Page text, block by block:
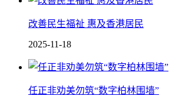
改善民生福祉 惠及香港居民
2025-11-18
任正非劝美勿筑“数字柏林围墙”